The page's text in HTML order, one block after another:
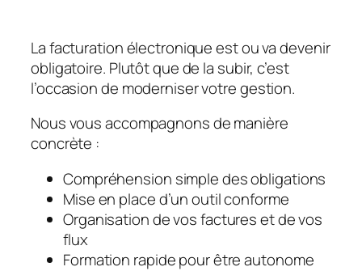
La facturation électronique est ou va devenir
obligatoire. Plutôt que de la subir, c’est
l’occasion de moderniser votre gestion.
Nous vous accompagnons de manière
concrète :
Compréhension simple des obligations
Mise en place d’un outil conforme
Organisation de vos factures et de vos
flux
Formation rapide pour être autonome